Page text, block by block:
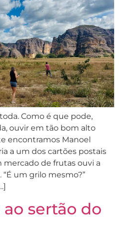
Como é que pode,
ouvir em tão bom alto
encontramos Manoel
a um dos cartões postais
mercado de frutas ouvi a
um grilo mesmo?”
sertão do